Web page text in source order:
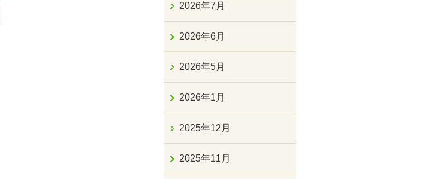
2026年7月
2026年6月
2026年5月
2026年1月
2025年12月
2025年11月